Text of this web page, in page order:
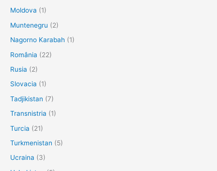
Moldova (1)
Muntenegru (2)
Nagorno Karabah (1)
România (22)
Rusia (2)
Slovacia (1)
Tadjikistan (7)
Transnistria (1)
Turcia (21)
Turkmenistan (5)
Ucraina (3)